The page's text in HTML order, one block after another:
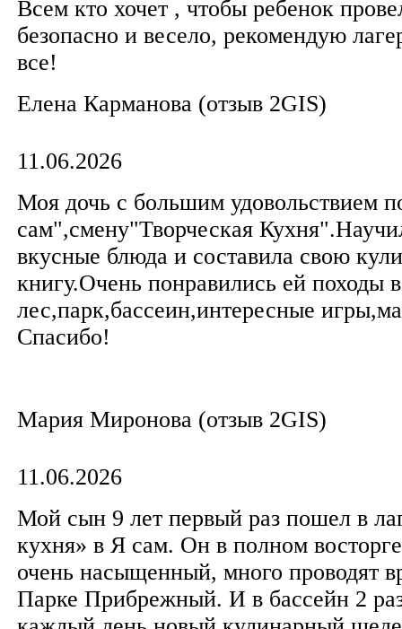
Всем кто хочет , чтобы ребенок
безопасно и весело, рекомендую
все!
Елена Карманова (отзыв 2GIS)
11.06.2026
Моя дочь с большим удовольствием
сам",смену"Творческая
вкусные блюда и составила свою
книгу.Очень понравились ей походы в
лес,парк,бассеин,интересные
Спасибо!
Мария Миронова (отзыв 2GIS)
11.06.2026
Мой сын 9 лет первый раз пошел в
кухня» в Я сам. Он в полном
очень насыщенный, много проводят
Парке Прибрежный. И в бассейн 2